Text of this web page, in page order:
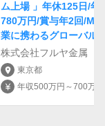
ム上場 」年休125日/年
780万円/賞与年2回/
業に携わるグローバル
株式会社フルヤ金属
location_on 東京都
currency_yen 年収500万円～700万円